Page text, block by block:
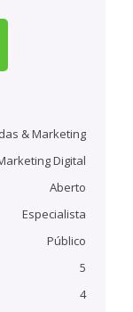
& Marketing
Digital
Aberto
Especialista
Público
5
4